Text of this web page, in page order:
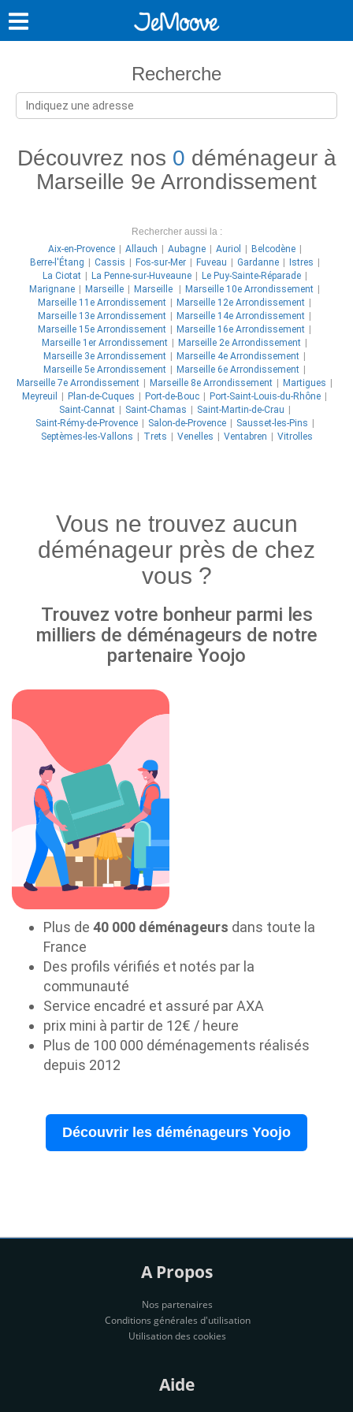
Recherche
Découvrez nos 0 déménageur à
Marseille 9e Arrondissement
Rechercher aussi la :
Aix-en-Provence
Allauch Aubagne Auriol
Belcodène
Berre-l'Étang
Cassis Fos-sur-Mer Fuveau Gardanne
Istres
La Ciotat
La Penne-sur-Huveaune
Le Puy-Sainte-Réparade
Marignane
Marseille Marseille
Marseille 10e Arrondissement
Marseille 11e Arrondissement
Marseille 12e Arrondissement
Marseille 13e Arrondissement
Marseille 14e Arrondissement
Marseille 15e Arrondissement
Marseille 16e Arrondissement
Marseille 1er Arrondissement
Marseille 2e Arrondissement
Marseille 3e Arrondissement
Marseille 4e Arrondissement
Marseille 5e Arrondissement
Marseille 6e Arrondissement
Marseille 7e Arrondissement
Marseille 8e Arrondissement
Martigues
Meyreuil
Plan-de-Cuques Port-de-Bouc
Port-Saint-Louis-du-Rhône
Saint-Cannat
Saint-Chamas
Saint-Martin-de-Crau
Saint-Rémy-de-Provence
Salon-de-Provence
Sausset-les-Pins
Septèmes-les-Vallons
Trets Venelles Ventabren Vitrolles
Vous ne trouvez aucun
déménageur près de chez
vous ?
Trouvez votre bonheur parmi les
milliers de déménageurs de notre
partenaire Yoojo
Plus de 40 000 déménageurs dans toute la
France
Des profils vérifiés et notés par la
communauté
Service encadré et assuré par AXA
prix mini à partir de 12€ / heure
Plus de 100 000 déménagements réalisés
depuis 2012
Découvrir les déménageurs Yoojo
A Propos
Nos partenaires
Conditions générales d'utilisation
Utilisation des cookies
Aide